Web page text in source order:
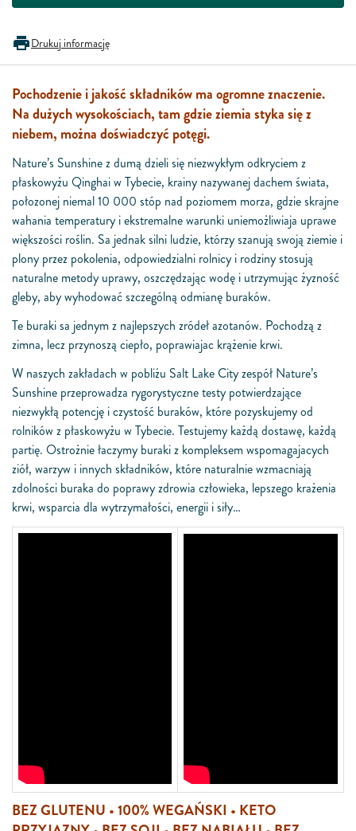
Drukuj informację
Pochodzenie i jakość składników ma ogromne znaczenie.
Na dużych wysokościach, tam gdzie ziemia styka się z
niebem, można doświadczyć potęgi.
Nature’s Sunshine z dumą dzieli się niezwykłym odkryciem z
płaskowyżu Qinghai w Tybecie, krainy nazywanej dachem świata,
połozonej niemal 10 000 stóp nad poziomem morza, gdzie skrajne
wahania temperatury i ekstremalne warunki uniemożliwiaja uprawe
większości roślin. Sa jednak silni ludzie, którzy szanują swoją ziemie i
plony przez pokolenia, odpowiedzialni rolnicy i rodziny stosują
naturalne metody uprawy, oszczędzając wodę i utrzymując żyzność
gleby, aby wyhodować szczególną odmianę buraków.
Te buraki sa jednym z najlepszych zródeł azotanów. Pochodzą z
zimna, lecz przynoszą ciepło, poprawiajac krążenie krwi.
W naszych zakładach w pobliżu Salt Lake City zespół Nature’s
Sunshine przeprowadza rygorystyczne testy potwierdzające
niezwykłą potencję i czystość buraków, które pozyskujemy od
rolników z płaskowyżu w Tybecie. Testujemy każdą dostawę, każdą
partię. Ostrożnie łaczymy buraki z kompleksem wspomagajacych
ziół, warzyw i innych składników, które naturalnie wzmacniają
zdolności buraka do poprawy zdrowia człowieka, lepszego krażenia
krwi, wsparcia dla wytrzymałości, energii i siły…
BEZ GLUTENU • 100% WEGAŃSKI • KETO